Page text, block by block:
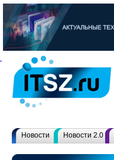
Новости Новости 2.0